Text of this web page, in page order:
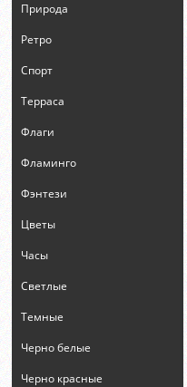
Природа
Ретро
Спорт
Терраса
Флаги
Фламинго
Фэнтези
Цветы
Часы
Светлые
Темные
Черно белые
Черно красные